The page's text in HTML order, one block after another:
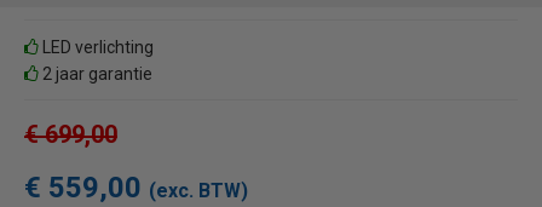
LED verlichting
2 jaar garantie
€ 699,00
€ 559,00 (exc. BTW)